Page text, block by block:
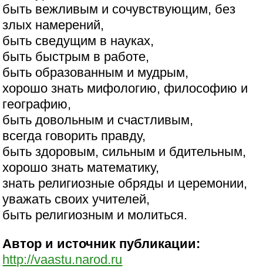
быть вежливым и сочувствующим, без
злых намерений,
быть сведущим в науках,
быть быстрым в работе,
быть образованным и мудрым,
хорошо знать мифологию, философию и
географию,
быть довольным и счастливым,
всегда говорить правду,
быть здоровым, сильным и бдительным,
хорошо знать математику,
знать религиозные обряды и церемонии,
уважать своих учителей,
быть религиозным и молиться.
Автор и источник публикации:
http://vaastu.narod.ru